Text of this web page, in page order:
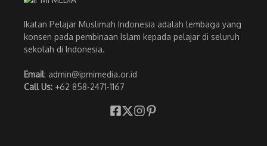
Ikatan Pelajar Muslimah Indonesia adalah lembaga yang
konsen pada pembinaan Islam kepada pelajar di seluruh
sekolah di Indonesia.
Email: admin@ipmimedia.or.id
Call Us: +62 858-2471-1167